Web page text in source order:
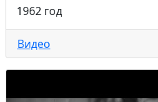
1962 год
Видео